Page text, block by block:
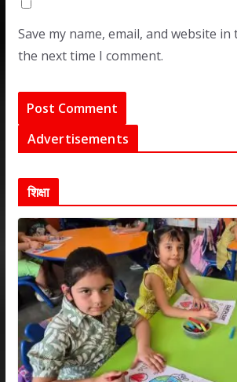
Save my name, email, and website
the next time I comment.
Advertisements
शिक्षा